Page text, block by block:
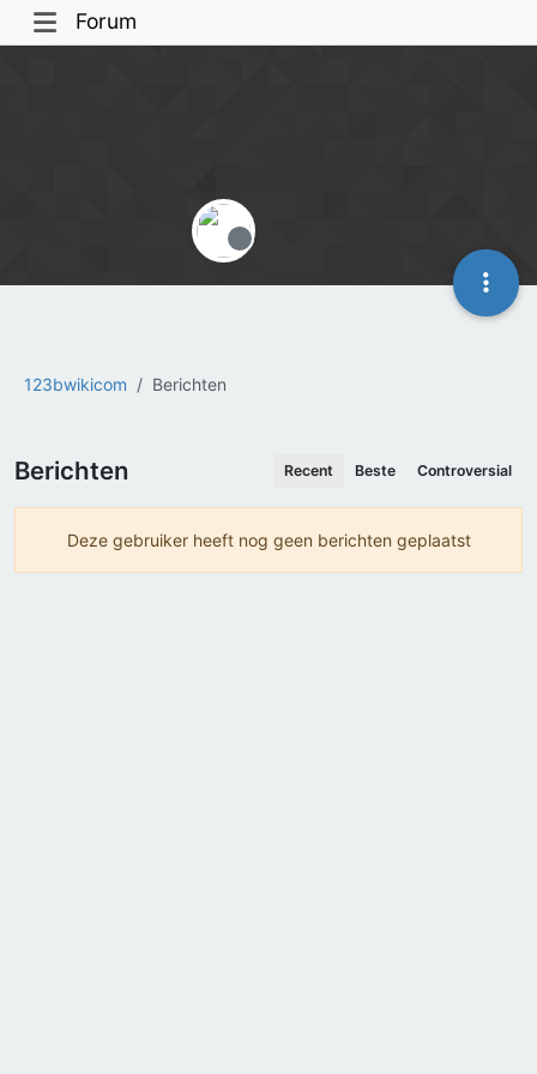
Forum
123bwikicom Berichten
Offline
Berichten Recent Beste Controversial
Deze gebruiker heeft nog geen berichten geplaatst